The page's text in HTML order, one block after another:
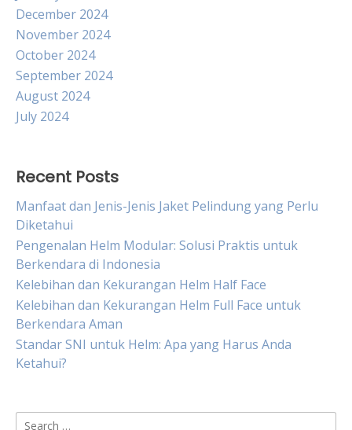
December 2024
November 2024
October 2024
September 2024
August 2024
July 2024
Recent Posts
Manfaat dan Jenis-Jenis Jaket Pelindung yang Perlu
Diketahui
Pengenalan Helm Modular: Solusi Praktis untuk
Berkendara di Indonesia
Kelebihan dan Kekurangan Helm Half Face
Kelebihan dan Kekurangan Helm Full Face untuk
Berkendara Aman
Standar SNI untuk Helm: Apa yang Harus Anda
Ketahui?
Search